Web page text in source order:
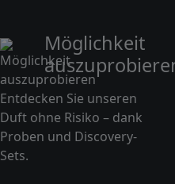
Möglichkeit
Entdecken Sie unseren
Duft ohne Risiko – dank
Proben und Discovery-
Sets.